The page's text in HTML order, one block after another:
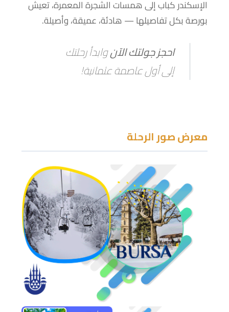
الإسكندر كباب إلى همسات الشجرة المعمرة، تعيش
بورصة بكل تفاصيلها — هادئة، عميقة، وأصيلة.
احجز جولتك الآنوابدأ رحلتك
إلى أول عاصمة عثمانية!
معرض صور الرحلة